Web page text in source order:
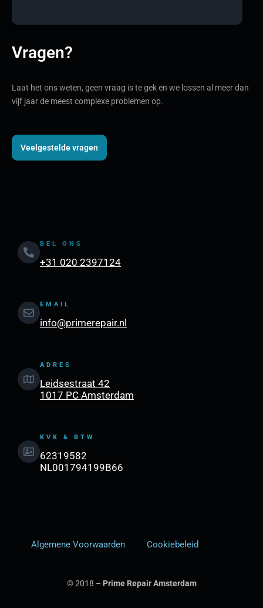
Vragen?
Laat het ons weten, geen vraag is te gek en we lossen al meer dan
vijf jaar de meest complexe problemen op.
Veelgestelde vragen
BEL ONS
+31 020 2397124
EMAIL
info@primerepair.nl
ADRES
Leidsestraat 42
1017 PC Amsterdam
KVK & BTW
62319582
NL001794199B66
Algemene Voorwaarden Cookiebeleid
© 2018 – Prime Repair Amsterdam